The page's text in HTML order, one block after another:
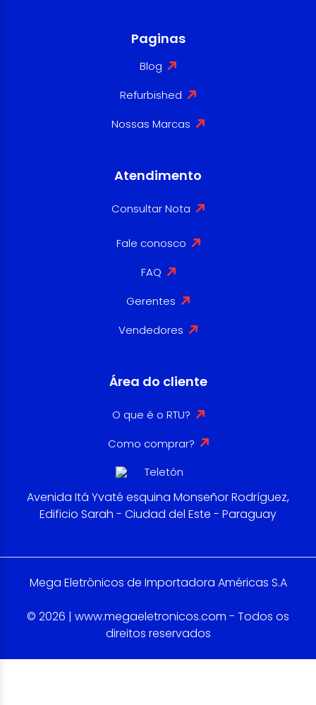
Paginas
Blog
Refurbished
Nossas Marcas
Atendimento
Consultar Nota
Fale conosco
FAQ
Gerentes
Vendedores
Área do cliente
O que é o RTU?
Como comprar?
Avenida Itá Yvaté esquina Monseñor Rodríguez,
Edificio Sarah - Ciudad del Este - Paraguay
Mega Eletrônicos de Importadora Américas S.A
© 2026 | www.megaeletronicos.com - Todos os
direitos reservados